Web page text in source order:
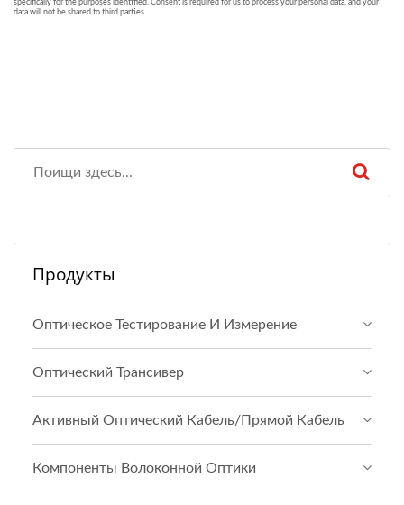
Продукты
Оптическое Тестирование И Измерение
Оптический Трансивер
Активный Оптический Кабель/прямой Кабель
Компоненты Волоконной Оптики